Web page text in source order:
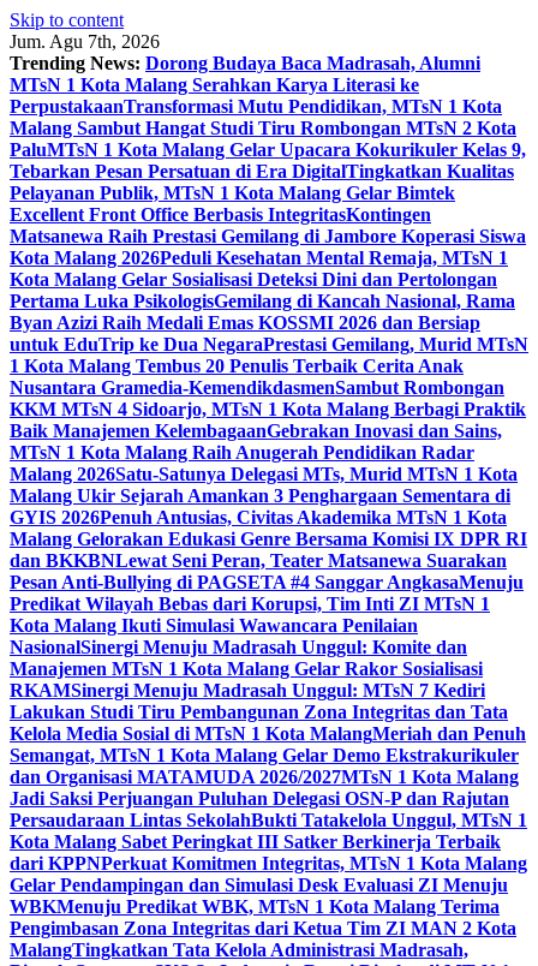
Skip to content
Jum. Agu 7th, 2026
Trending News: Dorong Budaya Baca Madrasah, Alumni
MTsN 1 Kota Malang Serahkan Karya Literasi ke
PerpustakaanTransformasi Mutu Pendidikan, MTsN 1 Kota
Malang Sambut Hangat Studi Tiru Rombongan MTsN 2 Kota
PaluMTsN 1 Kota Malang Gelar Upacara Kokurikuler Kelas 9,
Tebarkan Pesan Persatuan di Era DigitalTingkatkan Kualitas
Pelayanan Publik, MTsN 1 Kota Malang Gelar Bimtek
Excellent Front Office Berbasis IntegritasKontingen
Matsanewa Raih Prestasi Gemilang di Jambore Koperasi Siswa
Kota Malang 2026Peduli Kesehatan Mental Remaja, MTsN 1
Kota Malang Gelar Sosialisasi Deteksi Dini dan Pertolongan
Pertama Luka PsikologisGemilang di Kancah Nasional, Rama
Byan Azizi Raih Medali Emas KOSSMI 2026 dan Bersiap
untuk EduTrip ke Dua NegaraPrestasi Gemilang, Murid MTsN
1 Kota Malang Tembus 20 Penulis Terbaik Cerita Anak
Nusantara Gramedia-KemendikdasmenSambut Rombongan
KKM MTsN 4 Sidoarjo, MTsN 1 Kota Malang Berbagi Praktik
Baik Manajemen KelembagaanGebrakan Inovasi dan Sains,
MTsN 1 Kota Malang Raih Anugerah Pendidikan Radar
Malang 2026Satu-Satunya Delegasi MTs, Murid MTsN 1 Kota
Malang Ukir Sejarah Amankan 3 Penghargaan Sementara di
GYIS 2026Penuh Antusias, Civitas Akademika MTsN 1 Kota
Malang Gelorakan Edukasi Genre Bersama Komisi IX DPR RI
dan BKKBNLewat Seni Peran, Teater Matsanewa Suarakan
Pesan Anti-Bullying di PAGSETA #4 Sanggar AngkasaMenuju
Predikat Wilayah Bebas dari Korupsi, Tim Inti ZI MTsN 1
Kota Malang Ikuti Simulasi Wawancara Penilaian
NasionalSinergi Menuju Madrasah Unggul: Komite dan
Manajemen MTsN 1 Kota Malang Gelar Rakor Sosialisasi
RKAMSinergi Menuju Madrasah Unggul: MTsN 7 Kediri
Lakukan Studi Tiru Pembangunan Zona Integritas dan Tata
Kelola Media Sosial di MTsN 1 Kota MalangMeriah dan Penuh
Semangat, MTsN 1 Kota Malang Gelar Demo Ekstrakurikuler
dan Organisasi MATAMUDA 2026/2027MTsN 1 Kota Malang
Jadi Saksi Perjuangan Puluhan Delegasi OSN-P dan Rajutan
Persaudaraan Lintas SekolahBukti Tatakelola Unggul, MTsN 1
Kota Malang Sabet Peringkat III Satker Berkinerja Terbaik
dari KPPNPerkuat Komitmen Integritas, MTsN 1 Kota Malang
Gelar Pendampingan dan Simulasi Desk Evaluasi ZI Menuju
WBKMenuju Predikat WBK, MTsN 1 Kota Malang Terima
Pengimbasan Zona Integritas dari Ketua Tim ZI MAN 2 Kota
MalangTingkatkan Tata Kelola Administrasi Madrasah,